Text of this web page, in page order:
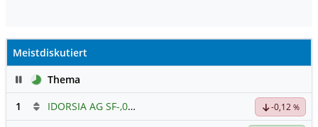
Meistdiskutiert
PauseThema
1
IDORSIA AG SF-,05 -0,12 %